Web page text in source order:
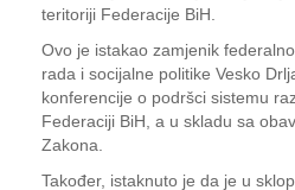
teritoriji Federacije BiH.
Ovo je istakao zamjenik
rada i socijalne politike Vesko
konferencije o podršci sistemu
Federaciji BiH, a u skladu sa
Zakona.
Također, istaknuto je da je u